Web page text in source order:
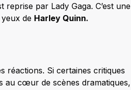
par Lady Gaga. C’est une
de Harley Quinn.
réactions. Si certaines critiques
au cœur de scènes dramatiques,